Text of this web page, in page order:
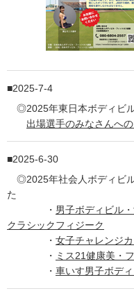
2025-7-4
◎2025年東日本ボディビ
出場選手のみなさんへ
2025-6-30
◎2025年社会人ボディビ
た
・ 男子ボディビル
クラシックフィジーク
・ 女子チャレンジ
・ ミス21健康美・
・ 車いす男子ボデ